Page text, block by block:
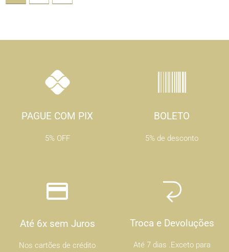
PAGUE COM PIX
5% OFF
BOLETO
5% de desconto
Até 6x sem Juros
Nos cartões de crédito
Troca e Devoluções
Até 7 dias .Exceto para